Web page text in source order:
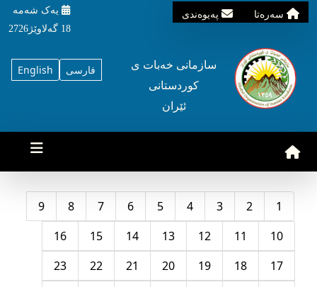
سه‌ره‌تا په‌یوه‌ندی
یه‌ک شه‌مه‌
18 گه‌لاوێژ2726
English فارسی
سازمانی خه‌بات ی
کوردستانی
ئێران
1
2
3
4
5
6
7
8
9
10
11
12
13
14
15
16
17
18
19
20
21
22
23